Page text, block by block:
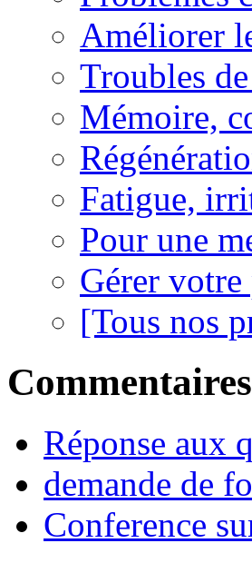
Améliorer
Troubles
Mémoire,
Fatigue,
Pour une
Gérer
[Tous nos
Réponse aux
demande de
Conference